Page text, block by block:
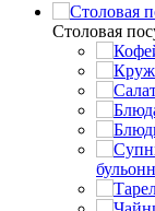
Столовая